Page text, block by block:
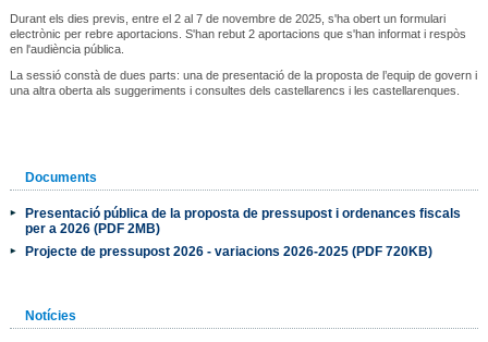
Durant els dies previs, entre el 2 al 7 de novembre de 2025, s'ha obert un formulari
electrònic per rebre aportacions. S'han rebut 2 aportacions que s'han informat i respòs
en l'audiència pública.
La sessió constà de dues parts: una de presentació de la proposta de l’equip de govern i
una altra oberta als suggeriments i consultes dels castellarencs i les castellarenques.
Documents
Presentació pública de la proposta de pressupost i ordenances fiscals
per a 2026 (PDF 2MB)
Projecte de pressupost 2026 - variacions 2026-2025 (PDF 720KB)
Notícies